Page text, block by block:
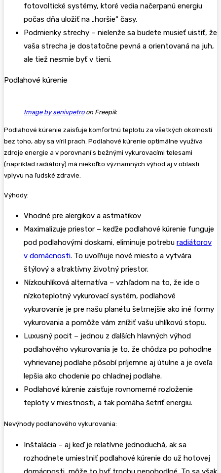
fotovoltické systémy, ktoré vedia načerpanú energiu
počas dňa uložiť na „horšie“ časy.
Podmienky strechy – nielenže sa budete musieť uistiť, že
vaša strecha je dostatočne pevná a orientovaná na juh,
ale tiež nesmie byť v tieni.
Podlahové kúrenie
Image by senivpetroon Freepik
Podlahové kúrenie zaisťuje komfortnú teplotu za všetkých okolností
bez toho, aby sa víril prach. Podlahové kúrenie optimálne využíva
zdroje energie a v porovnaní s bežnými vykurovacími telesami
(napríklad radiátory) má niekoľko významných výhod aj v oblasti
vplyvu na ľudské zdravie.
Výhody:
Vhodné pre alergikov a astmatikov
Maximalizuje priestor – keďže podlahové kúrenie funguje
pod podlahovými doskami, eliminuje potrebu radiátorov
v domácnosti. To uvoľňuje nové miesto a vytvára
štýlový a atraktívny životný priestor.
Nízkouhlíková alternatíva – vzhľadom na to, že ide o
nízkoteplotný vykurovací systém, podlahové
vykurovanie je pre našu planétu šetrnejšie ako iné formy
vykurovania a pomôže vám znížiť vašu uhlíkovú stopu.
Luxusný pocit – jednou z ďalších hlavných výhod
podlahového vykurovania je to, že chôdza po pohodlne
vyhrievanej podlahe pôsobí príjemne aj útulne a je oveľa
lepšia ako chodenie po chladnej podlahe.
Podlahové kúrenie zaisťuje rovnomerné rozloženie
teploty v miestnosti, a tak pomáha šetriť energiu.
Nevýhody podlahového vykurovania:
Inštalácia – aj keď je relatívne jednoduchá, ak sa
rozhodnete umiestniť podlahové kúrenie do už hotovej